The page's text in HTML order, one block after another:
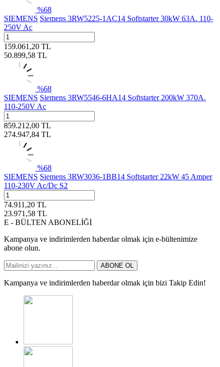
%68
SIEMENS Siemens 3RW5225-1AC14 Softstarter 30kW 63A. 110-
250V Ac
159.061,20 TL
50.899,58 TL
%68
SIEMENS Siemens 3RW5546-6HA14 Softstarter 200kW 370A.
110-250V Ac
859.212,00 TL
274.947,84 TL
%68
SIEMENS Siemens 3RW3036-1BB14 Softstarter 22kW 45 Amper
110-230V Ac/Dc S2
74.911,20 TL
23.971,58 TL
E - BÜLTEN ABONELİĞİ
Kampanya ve indirimlerden haberdar olmak için e-bültenimize
abone olun.
ABONE OL
Kampanya ve indirimlerden haberdar olmak için bizi Takip Edin!